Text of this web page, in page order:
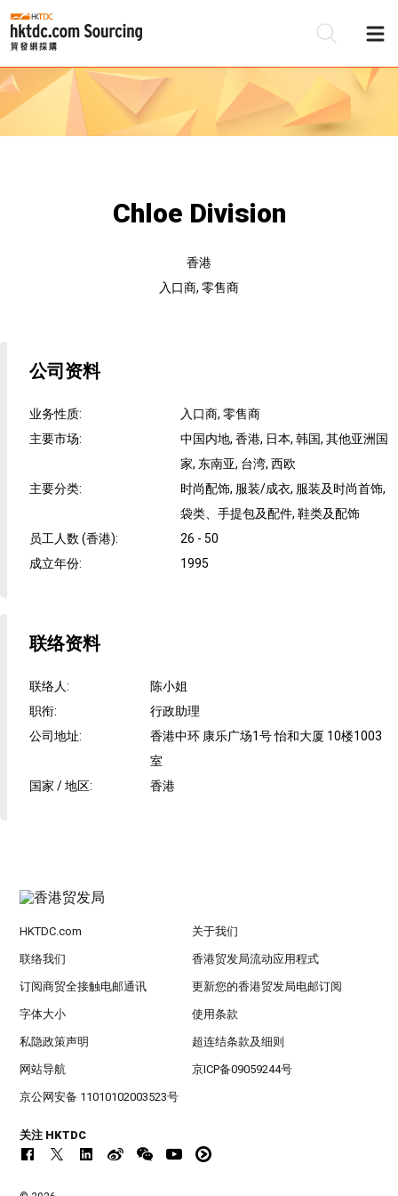
Chloe Division
香港
入口商, 零售商
公司资料
业务性质:
入口商, 零售商
主要市场:
中国内地, 香港, 日本, 韩国, 其他亚洲国
家, 东南亚, 台湾, 西欧
主要分类:
时尚配饰, 服装/成衣, 服装及时尚首饰,
袋类、手提包及配件, 鞋类及配饰
员工人数 (香港):
26 - 50
成立年份: 1995
联络资料
联络人:
陈小姐
职衔:
行政助理
公司地址:
香港中环 康乐广场1号 怡和大厦 10楼1003
室
国家 / 地区: 香港
HKTDC.com 关于我们
联络我们 香港贸发局流动应用程式
订阅商贸全接触电邮通讯 更新您的香港贸发局电邮订阅
字体大小 使用条款
私隐政策声明 超连结条款及细则
网站导航 京ICP备09059244号
京公网安备 11010102003523号
关注 HKTDC